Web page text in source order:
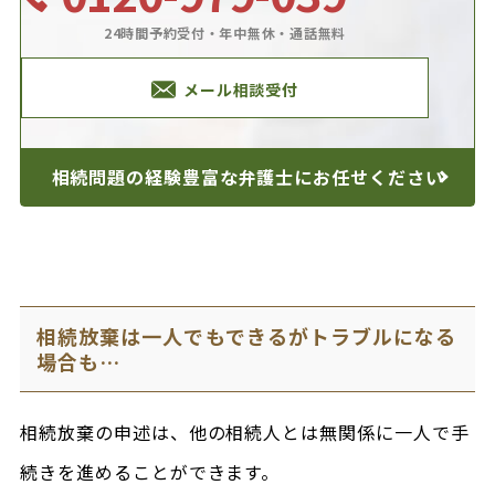
24時間予約受付・年中無休・通話無料
メール相談受付
相続問題の経験豊富な弁護士にお任せください
相続放棄は一人でもできるがトラブルになる
場合も…
相続放棄の申述は、他の相続人とは無関係に一人で手
続きを進めることができます。